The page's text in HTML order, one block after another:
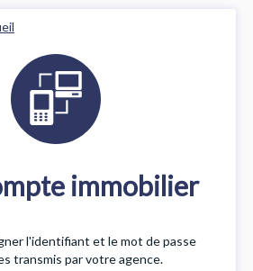
immobilier
l'identifiant et le mot de passe
transmis par votre agence.